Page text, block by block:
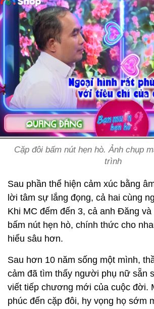
Cặp đôi bấm nút hẹn hò. Ảnh chụp
trình
Sau phần thể hiện cảm xúc bằng
lời tâm sự lắng đọng, cả hai cùng
Khi MC đếm đến 3, cả anh Đăng
bấm nút hẹn hò, chính thức cho
hiểu sâu hơn.
Sau hơn 10 năm sống một mình,
cảm đã tìm thấy người phụ nữ sẵn
viết tiếp chương mới của cuộc đời.
phúc đến cặp đôi, hy vọng họ sớm